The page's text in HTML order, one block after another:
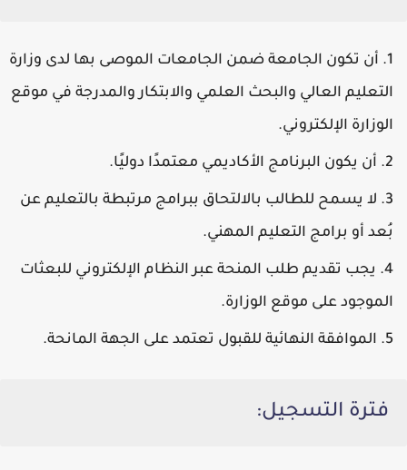
أن تكون الجامعة ضمن الجامعات الموصى بها لدى وزارة
التعليم العالي والبحث العلمي والابتكار والمدرجة في موقع
الوزارة الإلكتروني.
أن يكون البرنامج الأكاديمي معتمدًا دوليًا.
لا يسمح للطالب بالالتحاق ببرامج مرتبطة بالتعليم عن
بُعد أو برامج التعليم المهني.
يجب تقديم طلب المنحة عبر النظام الإلكتروني للبعثات
الموجود على موقع الوزارة.
الموافقة النهائية للقبول تعتمد على الجهة المانحة.
فترة التسجيل: